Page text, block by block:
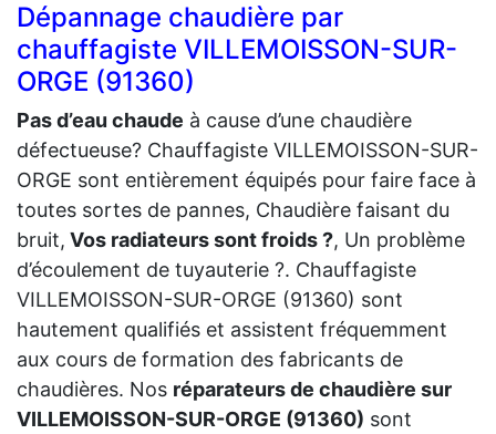
Dépannage chaudière par
chauffagiste VILLEMOISSON-SUR-
ORGE (91360)
Pas d’eau chaude à cause d’une chaudière
défectueuse? Chauffagiste VILLEMOISSON-SUR-
ORGE sont entièrement équipés pour faire face à
toutes sortes de pannes, Chaudière faisant du
bruit, Vos radiateurs sont froids ?, Un problème
d’écoulement de tuyauterie ?. Chauffagiste
VILLEMOISSON-SUR-ORGE (91360) sont
hautement qualifiés et assistent fréquemment
aux cours de formation des fabricants de
chaudières. Nos réparateurs de chaudière sur
VILLEMOISSON-SUR-ORGE (91360) sont